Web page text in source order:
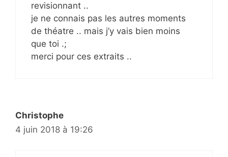
revisionnant ..
je ne connais pas les autres moments
de théatre .. mais j’y vais bien moins
que toi .;
merci pour ces extraits ..
Christophe
4 juin 2018 à 19:26